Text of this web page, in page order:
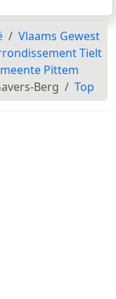
Vlaams Gewest
Tielt
Pittem
Berg Top